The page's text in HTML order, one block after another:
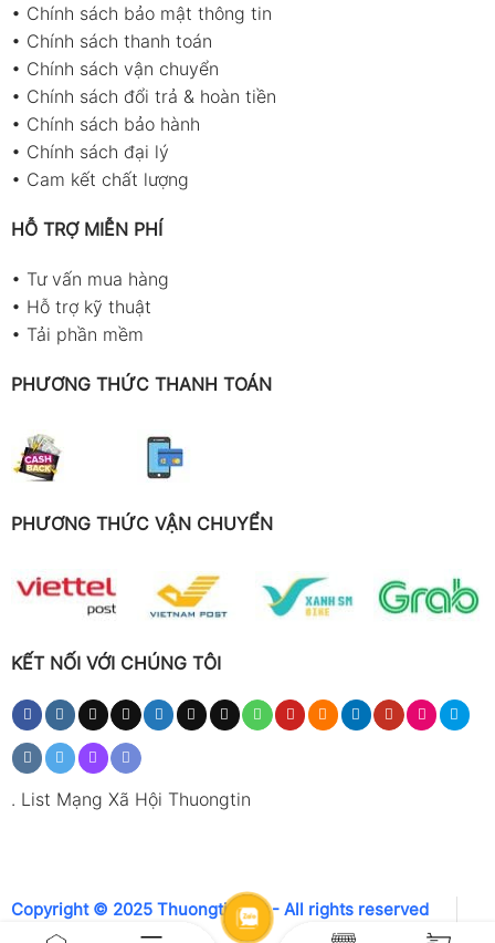
• Chính sách bảo mật thông tin
• Chính sách thanh toán
• Chính sách vận chuyển
• Chính sách đổi trả & hoàn tiền
• Chính sách bảo hành
• Chính sách đại lý
• Cam kết chất lượng
HỖ TRỢ MIỄN PHÍ
• Tư vấn mua hàng
• Hỗ trợ kỹ thuật
• Tải phần mềm
PHƯƠNG THỨC THANH TOÁN
PHƯƠNG THỨC VẬN CHUYỂN
KẾT NỐI VỚI CHÚNG TÔI
. List Mạng Xã Hội Thuongtin
Copyright © 2025 Thuongtin.net - All rights reserved